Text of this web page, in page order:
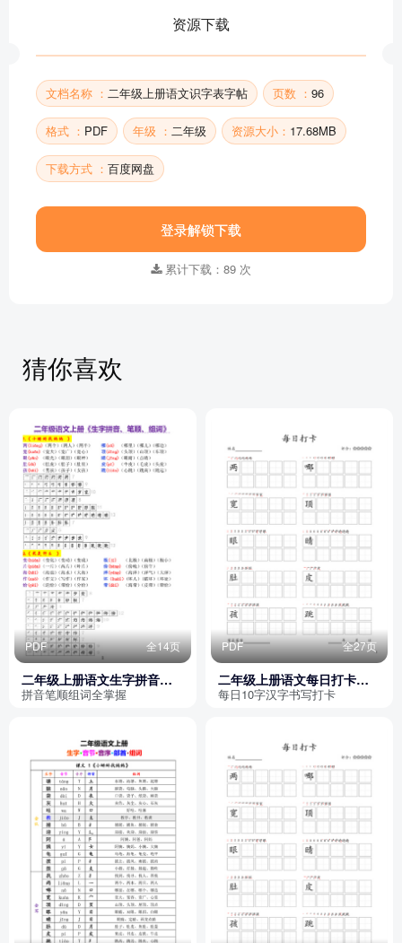
资源下载
文档名称 ： 二年级上册语文识字表字帖 页数 ： 96
格式 ： PDF 年级 ： 二年级 资源大小： 17.68MB
下载方式 ： 百度网盘
登录解锁下载
累计下载：89 次
猜你喜欢
PDF 全14页
二年级上册语文生字拼音笔
顺组词
拼音笔顺组词全掌握
PDF 全27页
二年级上册语文每日打卡电
子字帖（部编版10字版）
每日10字汉字书写打卡